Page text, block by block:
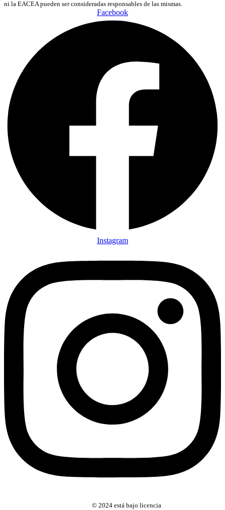
ni la EACEA pueden ser consideradas responsables de las mismas.
Facebook
Instagram
© 2024 está bajo licencia